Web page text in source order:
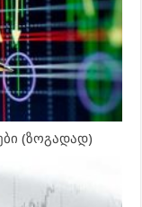
(ზოგადად)